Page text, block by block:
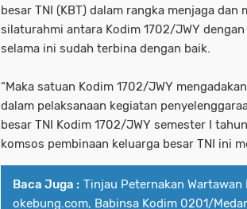
besar TNI (KBT) dalam rangka menjaga
silaturahmi antara Kodim 1702/JWY
selama ini sudah terbina dengan baik.
“Maka satuan Kodim 1702/JWY
dalam pelaksanaan kegiatan
besar TNI Kodim 1702/JWY semester I
komsos pembinaan keluarga besar TNI ini
Baca Juga : Tinjau Peternakan Wartawan
okebung.com, Babinsa Kodim 0201/